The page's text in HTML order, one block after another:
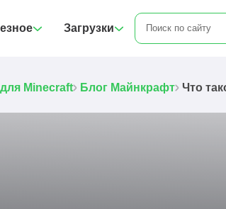
Загрузки
Minecraft Блог Майнкрафт Что